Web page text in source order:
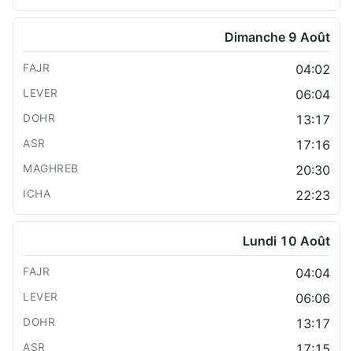
Dimanche 9 Août
04:02
06:04
13:17
17:16
20:30
22:23
Lundi 10 Août
04:04
06:06
13:17